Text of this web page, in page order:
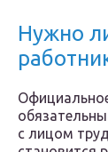
Нужно
с лицом